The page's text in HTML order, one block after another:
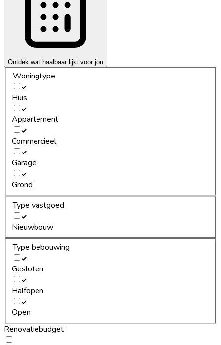
Ontdek wat haalbaar lijkt voor jou
Woningtype
Huis
Appartement
Commercieel
Garage
Grond
Type vastgoed
Nieuwbouw
Type bebouwing
Gesloten
Halfopen
Open
Renovatiebudget